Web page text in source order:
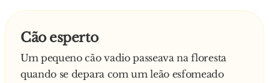
Cão esperto
Um pequeno cão vadio passeava na floresta
quando se depara com um leão esfomeado